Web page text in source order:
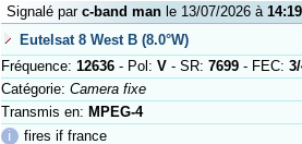
Signalé par c-band manle 13/07/2026 à 14:19
Eutelsat 8 West B (8.0°W)
Fréquence: 12636- Pol: V- SR: 7699- FEC:
Catégorie: Camera fixe
Transmis en: MPEG-4
ℹ
fires if france